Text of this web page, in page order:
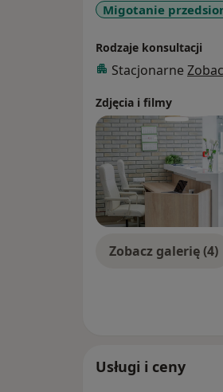
Migotanie
Rodzaje konsultacji
Stacjonarne
Zdjęcia i filmy
Zobacz galerię (4)
Usługi i ceny